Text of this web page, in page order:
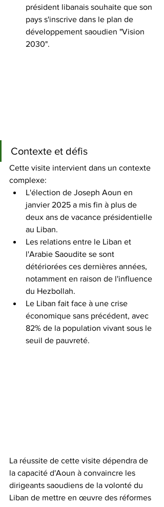
président libanais souhaite que son
pays s'inscrive dans le plan de
développement saoudien "Vision
2030".
Contexte et défis
Cette visite intervient dans un contexte
complexe:
L'élection de Joseph Aoun en
janvier 2025 a mis fin à plus de
deux ans de vacance présidentielle
au Liban.
Les relations entre le Liban et
l'Arabie Saoudite se sont
détériorées ces dernières années,
notamment en raison de l'influence
du Hezbollah.
Le Liban fait face à une crise
économique sans précédent, avec
82% de la population vivant sous le
seuil de pauvreté.
La réussite de cette visite dépendra de
la capacité d'Aoun à convaincre les
dirigeants saoudiens de la volonté du
Liban de mettre en œuvre des réformes